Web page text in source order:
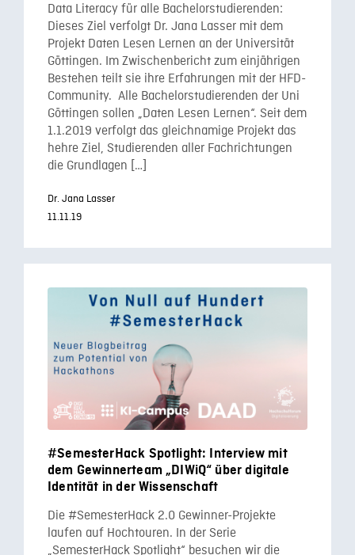
Data Literacy für alle Bachelorstudierenden:
Dieses Ziel verfolgt Dr. Jana Lasser mit dem
Projekt Daten Lesen Lernen an der Universität
Göttingen. Im Zwischenbericht zum einjährigen
Bestehen teilt sie ihre Erfahrungen mit der HFD-
Community. Alle Bachelorstudierenden der Uni
Göttingen sollen „Daten Lesen Lernen“. Seit dem
1.1.2019 verfolgt das gleichnamige Projekt das
hehre Ziel, Studierenden aller Fachrichtungen
die Grundlagen […]
Dr. Jana Lasser
11.11.19
#SemesterHack Spotlight: Interview mit
dem Gewinnerteam „DIWiQ“ über digitale
Identität in der Wissenschaft
Die #SemesterHack 2.0 Gewinner-Projekte
laufen auf Hochtouren. In der Serie
„SemesterHack Spotlight“ besuchen wir die